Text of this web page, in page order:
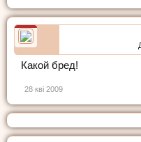
Какой бред!
28 кві 2009